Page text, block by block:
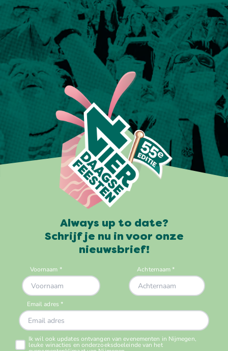
Always up to date?
Schrijf je nu in voor onze
nieuwsbrief!